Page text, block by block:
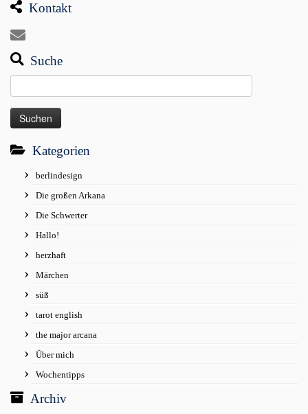
Kontakt
Suche
nach:
Kategorien
berlindesign
Die großen Arkana
Die Schwerter
Hallo!
herzhaft
Märchen
süß
tarot english
the major arcana
Über mich
Wochentipps
Archiv